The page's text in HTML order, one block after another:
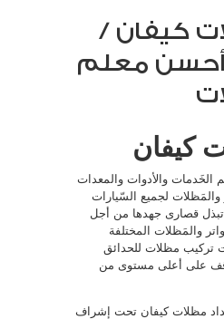
كيفان /
/ أحسن معلم
كيفان
والأدوات والمعدات
لجميع السّيارات
تبذل قصارى جهدها من أجل
والمَظلات المختلفة
تركيب مظلات للحدائق
على أعلى مستوى من
مظلات كيفان تحت إشراف